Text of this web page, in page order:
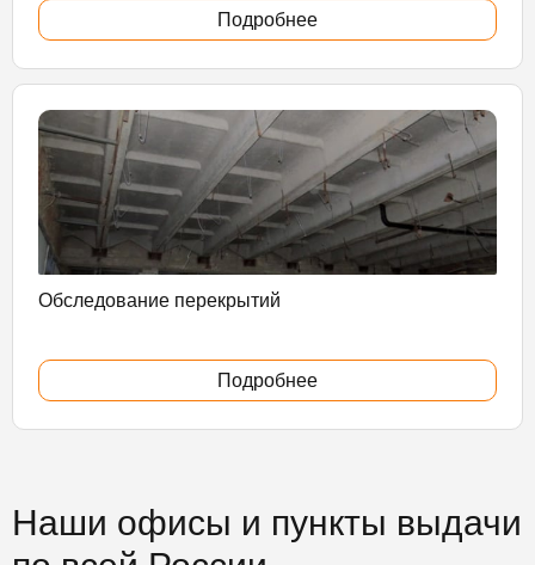
Подробнее
Обследование перекрытий
Подробнее
Наши офисы и пункты выдачи